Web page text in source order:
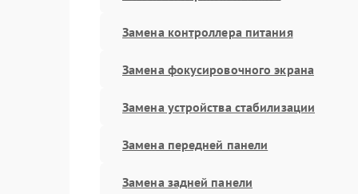
Замена контроллера питания
Замена фокусировочного экрана
Замена устройства стабилизации
Замена передней панели
Замена задней панели